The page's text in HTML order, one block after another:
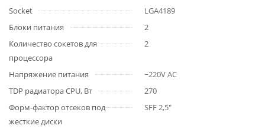
Socket
LGA4189
Блоки питания
2
Количество сокетов для
процессора
2
Напряжение питания
~220V AC
TDP радиатора CPU, Вт
270
Форм-фактор отсеков под
жесткие диски
SFF 2,5"